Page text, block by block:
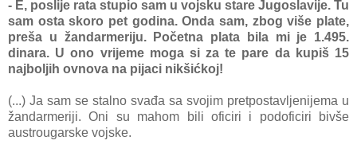
- E, poslije rata stupio sam u vojsku stare Jugoslavije. Tu
sam osta skoro pet godina. Onda sam, zbog više plate,
preša u žandarmeriju. Početna plata bila mi je 1.495.
dinara. U ono vrijeme moga si za te pare da kupiš 15
najboljih ovnova na pijaci nikšićkoj!
(...) Ja sam se stalno svađa sa svojim pretpostavljenijema u
žandarmeriji. Oni su mahom bili oficiri i podoficiri bivše
austrougarske vojske.